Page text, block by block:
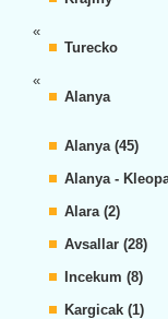
«
Turecko
«
Alanya
Alanya (45)
Alanya -
Alara (2)
Avsallar (28)
Incekum (8)
Kargicak (1)